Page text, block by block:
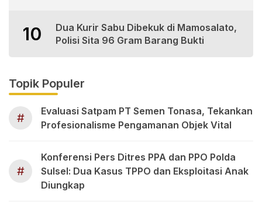
10
Dua Kurir Sabu Dibekuk di Mamosalato,
Polisi Sita 96 Gram Barang Bukti
Topik Populer
#
Evaluasi Satpam PT Semen Tonasa, Tekankan
Profesionalisme Pengamanan Objek Vital
#
Konferensi Pers Ditres PPA dan PPO Polda
Sulsel: Dua Kasus TPPO dan Eksploitasi Anak
Diungkap